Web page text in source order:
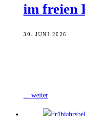
im frei­en
30. JUNI 2026
... weiter